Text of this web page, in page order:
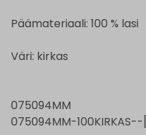
Päämateriaali: 100 % lasi
Väri: kirkas
075094MM
075094MM-